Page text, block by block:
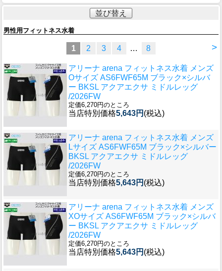
並び替え
男性用フィットネス水着
>
1 2 3 4 … 8
アリーナ arena フィットネス水着 メンズ
Oサイズ AS6FWF65M ブラック×シルバ
ー BKSL アクアエクサ ミドルレッグ
/2026FW
定価6,270円のところ
当店特別価格5,643円 (税込)
アリーナ arena フィットネス水着 メンズ
Lサイズ AS6FWF65M ブラック×シルバー
BKSL アクアエクサ ミドルレッグ
/2026FW
定価6,270円のところ
当店特別価格5,643円 (税込)
アリーナ arena フィットネス水着 メンズ
XOサイズ AS6FWF65M ブラック×シルバ
ー BKSL アクアエクサ ミドルレッグ
/2026FW
定価6,270円のところ
当店特別価格5,643円 (税込)